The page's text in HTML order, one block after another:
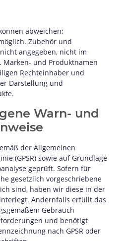
abweichen;
Zubehör und
angegeben, nicht im
und Produktnamen
Rechteinhaber und
Darstellung und
Warn- und
der Allgemeinen
(GPSR) sowie auf Grundlage
geprüft. Sofern für
gesetzlich vorgeschriebene
sind, haben wir diese in der
Andernfalls erfüllt das
Gebrauch
und benötigt
nach GPSR oder